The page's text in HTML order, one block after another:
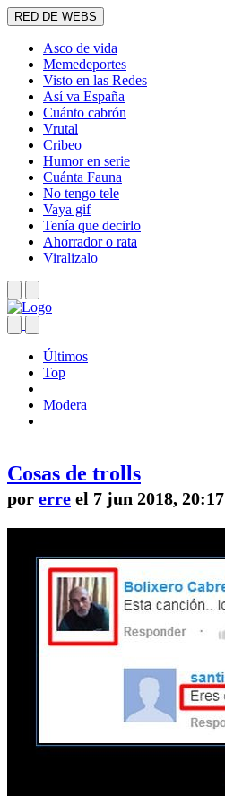
RED DE WEBS
Asco de vida
Memedeportes
Visto en las Redes
Así va España
Cuánto cabrón
Vrutal
Cribeo
Humor en serie
Cuánta Fauna
No tengo tele
Vaya gif
Tenía que decirlo
Ahorrador o rata
Viralizalo
Últimos
Top
Modera
Cosas de trolls
por erre el 7 jun 2018, 20:17